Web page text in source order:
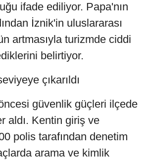
ifade ediliyor. Papa'nın
İznik'in uluslararası
artmasıyla turizmde ciddi
belirtiyor.
çıkarıldı
güvenlik güçleri ilçede
aldı. Kentin giriş ve
polis tarafından denetim
arama ve kimlik